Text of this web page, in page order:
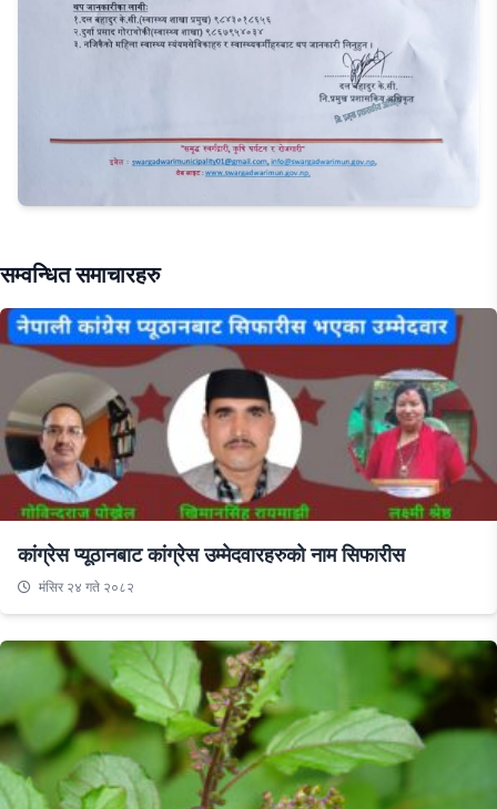
सम्वन्धित समाचारहरु
कांग्रेस प्यूठानबाट कांग्रेस उम्मेदवारहरुको नाम सिफारीस
मंसिर २४ गते २०८२